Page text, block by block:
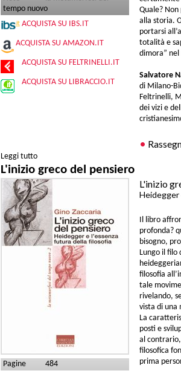
tempo nuovo
ACQUISTA SU IBS.IT
ACQUISTA SU AMAZON.IT
ACQUISTA SU FELTRINELLI.IT
ACQUISTA SU LIBRACCIO.IT
Quale?
alla storia.
portarsi
totalità e
dimora”
Salvatore
di Milano-
Feltrinelli,
dei vizi e
Leggi tutto
L'inizio greco del pensiero
Pagine
484
L'inizio
Heidegger
Il libro
profonda?
bisogno,
Lungo il filo
filosofia
tale
rivelando,
vista di una
La
posti e
al
filosofica
prima